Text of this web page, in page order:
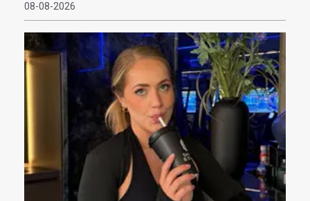
08-08-2026